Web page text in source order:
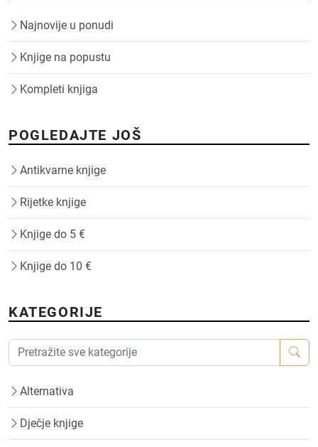
Najnovije u ponudi
Knjige na popustu
Kompleti knjiga
POGLEDAJTE JOŠ
Antikvarne knjige
Rijetke knjige
Knjige do 5 €
Knjige do 10 €
KATEGORIJE
Alternativa
Dječje knjige